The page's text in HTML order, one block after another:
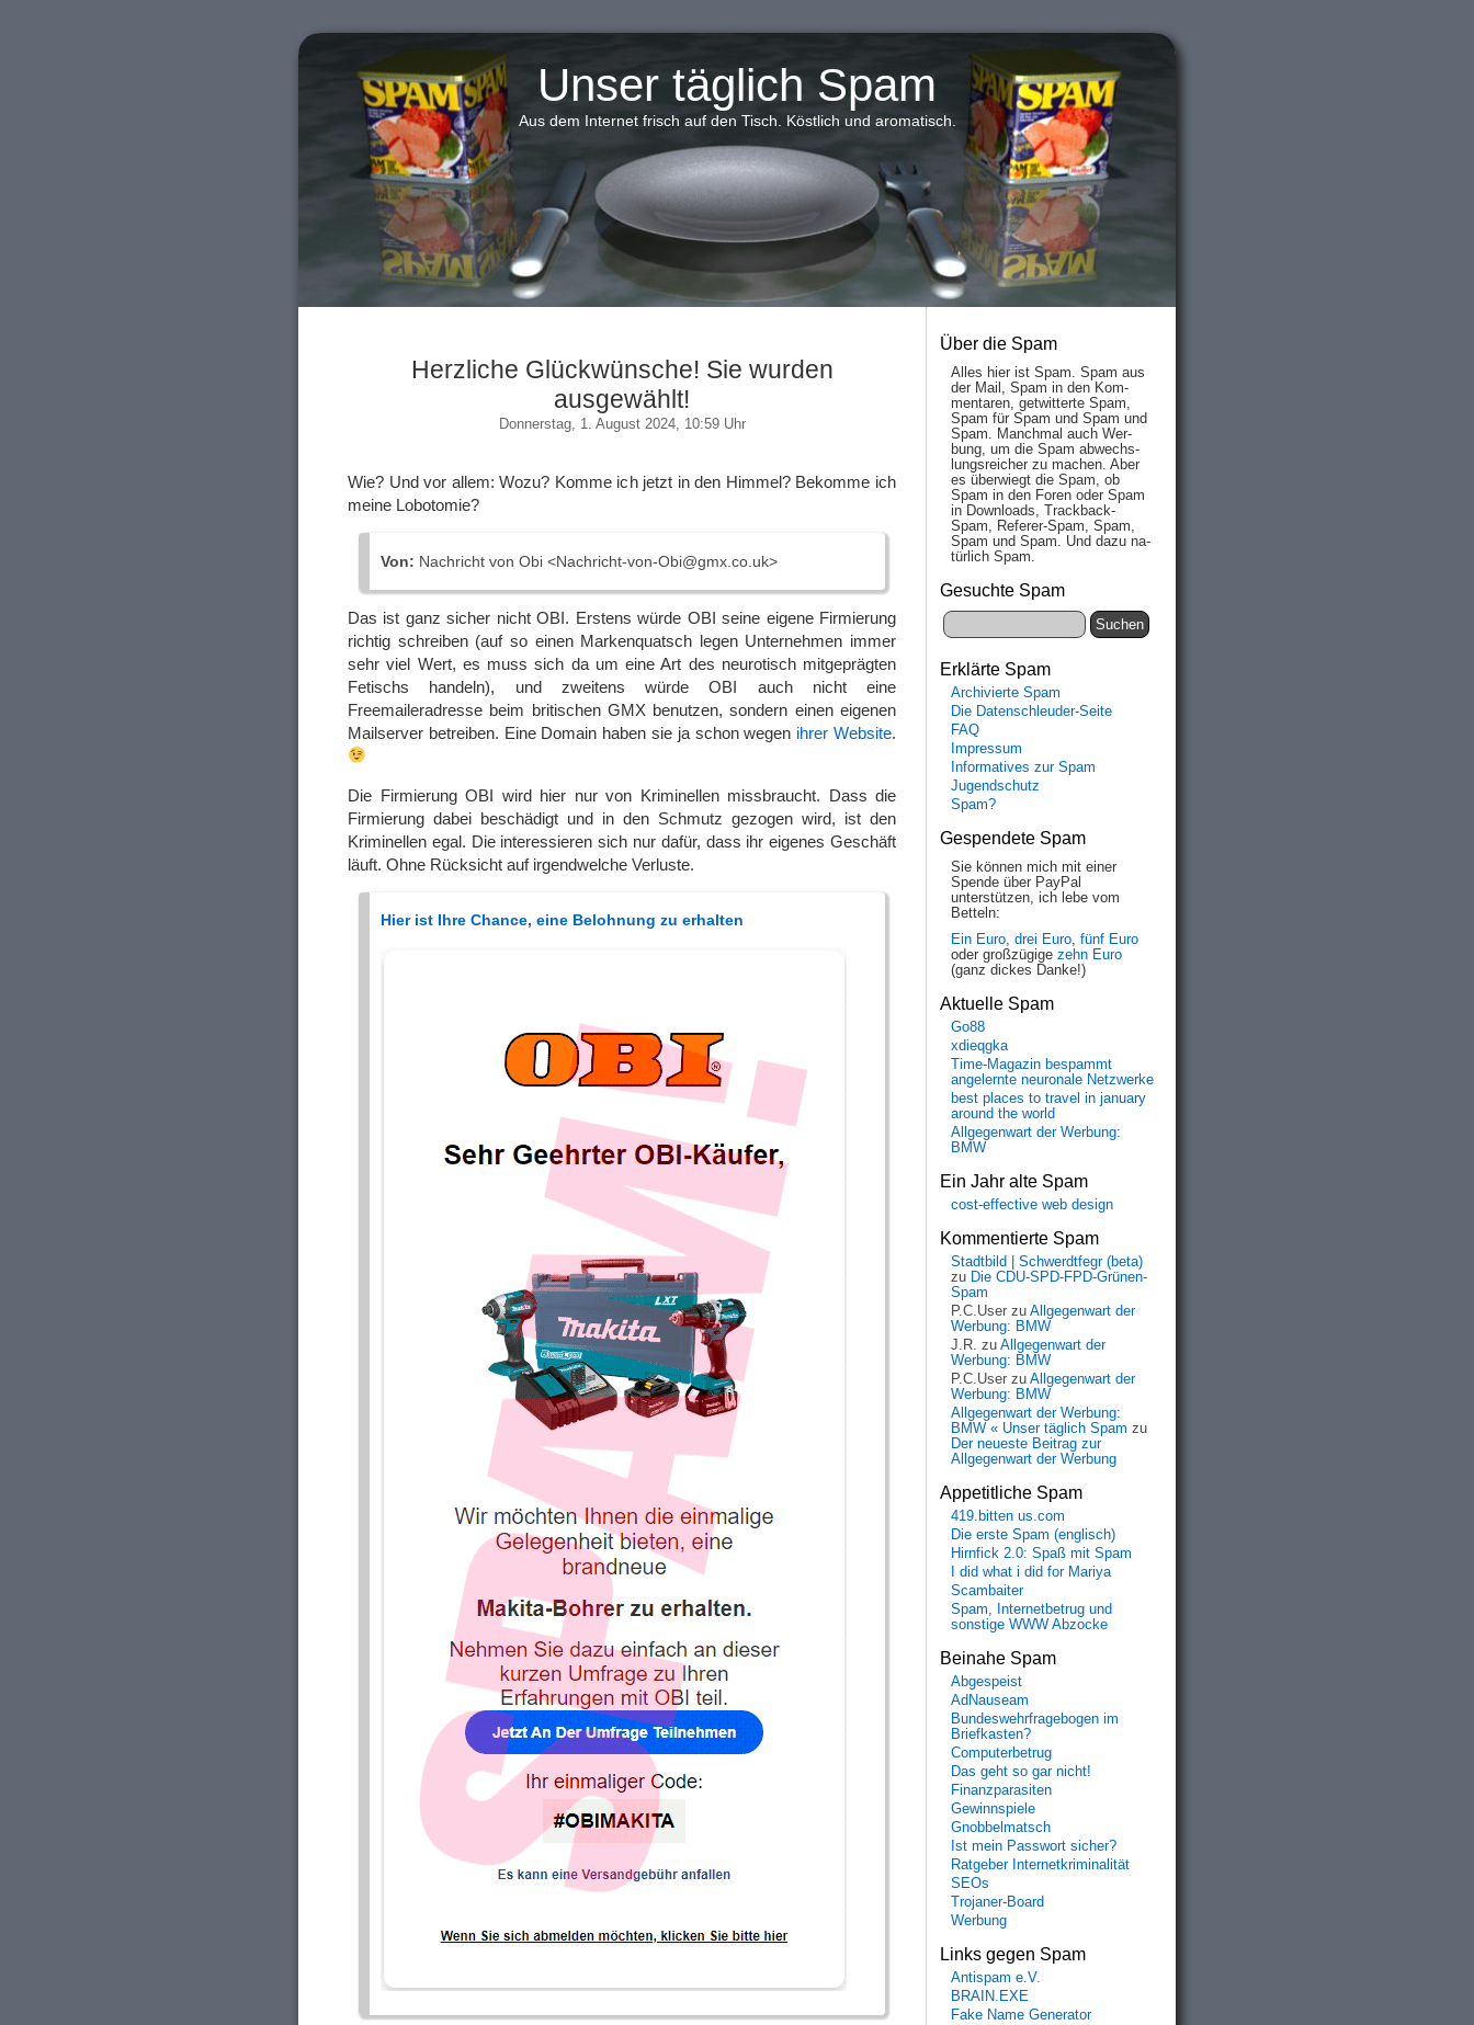
Unser täglich Spam
Aus dem Internet frisch auf den Tisch. Köstlich und aromatisch.
Herzliche Glückwünsche! Sie wurden
ausgewählt!
Donnerstag, 1. August 2024, 10:59 Uhr
Wie? Und vor allem: Wozu? Komme ich jetzt in den Himmel? Bekomme ich
meine Lobotomie?
Von: Nachricht von Obi <Nachricht-von-Obi@gmx.co.uk>
Das ist ganz sicher nicht OBI. Erstens würde OBI seine eigene Firmierung
richtig schreiben (auf so einen Markenquatsch legen Unternehmen immer
sehr viel Wert, es muss sich da um eine Art des neurotisch mitgeprägten
Fetischs handeln), und zweitens würde OBI auch nicht eine
Freemaileradresse beim britischen GMX benutzen, sondern einen eigenen
Mailserver betreiben. Eine Domain haben sie ja schon wegen ihrer Website.
Die Firmierung OBI wird hier nur von Kriminellen missbraucht. Dass die
Firmierung dabei beschädigt und in den Schmutz gezogen wird, ist den
Kriminellen egal. Die interessieren sich nur dafür, dass ihr eigenes Geschäft
läuft. Ohne Rücksicht auf irgendwelche Verluste.
Hier ist Ihre Chance, eine Belohnung zu erhalten
Über die Spam
Alles hier ist Spam. Spam aus
der Mail, Spam in den Kom­
men­taren, ge­twit­ter­te Spam,
Spam für Spam und Spam und
Spam. Manch­mal auch Wer­
bung, um die Spam ab­wechs­
lungs­reich­er zu mach­en. Aber
es über­wiegt die Spam, ob
Spam in den Fo­ren oder Spam
in Down­loads, Track­back-
Spam, Re­fe­rer-Spam, Spam,
Spam und Spam. Und da­zu na­
tür­lich Spam.
Gesuchte Spam
Erklärte Spam
Archivierte Spam
Die Datenschleuder-Seite
FAQ
Impressum
Informatives zur Spam
Jugendschutz
Spam?
Gespendete Spam
Sie können mich mit einer
Spende über PayPal
unterstützen, ich lebe vom
Betteln:
Ein Euro, drei Euro, fünf Euro
oder großzügige zehn Euro
(ganz dickes Danke!)
Aktuelle Spam
Go88
xdieqgka
Time-Magazin bespammt
angelernte neuronale Netzwerke
best places to travel in january
around the world
Allgegenwart der Werbung:
BMW
Ein Jahr alte Spam
cost-effective web design
Kommentierte Spam
Stadtbild | Schwerdtfegr (beta)
zu Die CDU-SPD-FPD-Grünen-
Spam
P.C.User zu Allgegenwart der
Werbung: BMW
J.R. zu Allgegenwart der
Werbung: BMW
P.C.User zu Allgegenwart der
Werbung: BMW
Allgegenwart der Werbung:
BMW « Unser täglich Spam zu
Der neueste Beitrag zur
Allgegenwart der Werbung
Appetitliche Spam
419.bitten us.com
Die erste Spam (englisch)
Hirnfick 2.0: Spaß mit Spam
I did what i did for Mariya
Scambaiter
Spam, Internetbetrug und
sonstige WWW Abzocke
Beinahe Spam
Abgespeist
AdNauseam
Bundeswehrfragebogen im
Briefkasten?
Computerbetrug
Das geht so gar nicht!
Finanzparasiten
Gewinnspiele
Gnobbelmatsch
Ist mein Passwort sicher?
Ratgeber Internetkriminalität
SEOs
Trojaner-Board
Werbung
Links gegen Spam
Antispam e.V.
BRAIN.EXE
Fake Name Generator